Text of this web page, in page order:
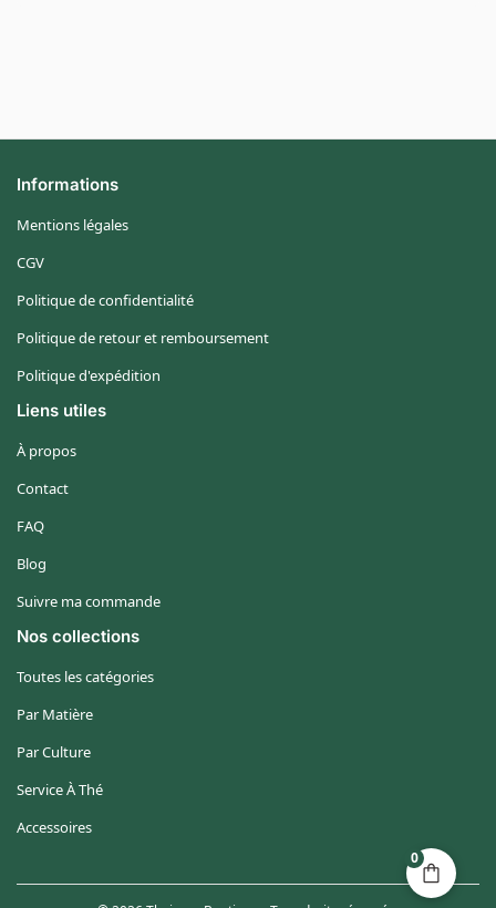
0
Informations
Mentions légales
CGV
Politique de confidentialité
Politique de retour et remboursement
Politique d'expédition
Liens utiles
À propos
Contact
FAQ
Blog
Suivre ma commande
Nos collections
Toutes les catégories
Par Matière
Par Culture
Service À Thé
Accessoires